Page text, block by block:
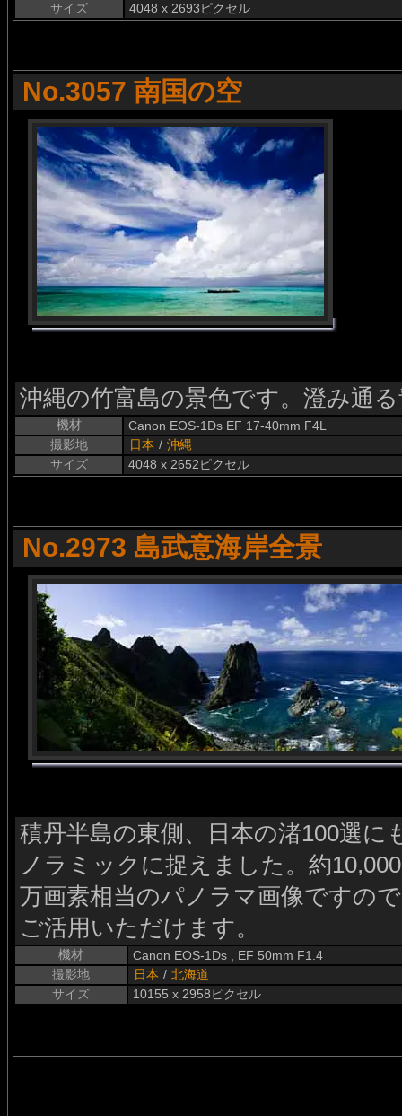
サイズ
4048 x 2693ピクセル
No.3057 南国の空
沖縄の竹富島の景色です。澄み通
機材
Canon EOS-1Ds EF 17-40mm F4L
撮影地
日本 / 沖縄
サイズ
4048 x 2652ピクセル
No.2973 島武意海岸全景
積丹半島の東側、日本の渚100選に
ノラミックに捉えました。約
万画素相当のパノラマ画像ですの
ご活用いただけます。
機材
Canon EOS-1Ds , EF 50mm F1.4
撮影地
日本 / 北海道
サイズ
10155 x 2958ピクセル